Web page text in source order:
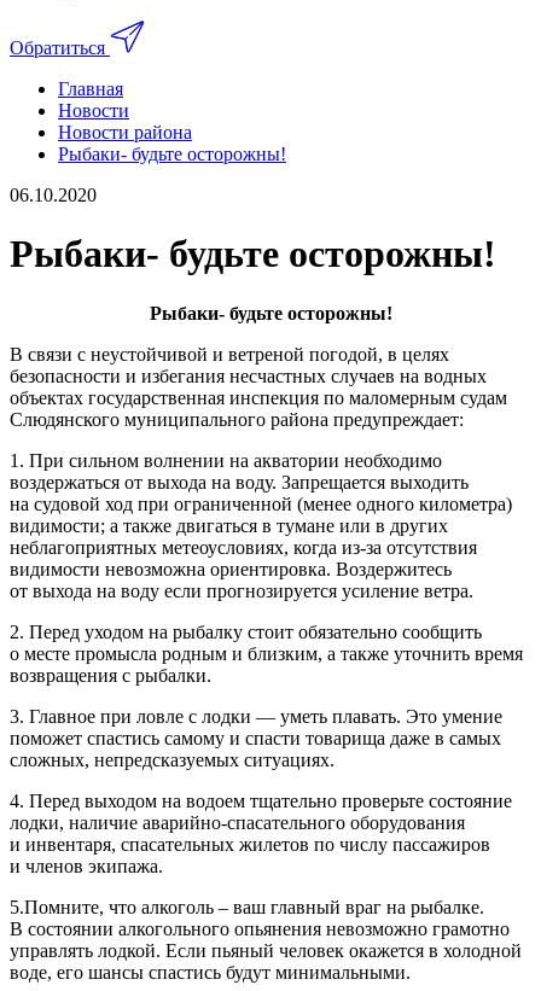
Обратиться
Главная
Новости
Новости района
Рыбаки- будьте осторожны!
06.10.2020
Рыбаки- будьте осторожны!
Рыбаки- будьте осторожны!
В связи с неустойчивой и ветреной погодой, в целях
безопасности и избегания несчастных случаев на водных
объектах государственная инспекция по маломерным судам
Слюдянского муниципального района предупреждает:
1. При сильном волнении на акватории необходимо
воздержаться от выхода на воду. Запрещается выходить
на судовой ход при ограниченной (менее одного километра)
видимости; а также двигаться в тумане или в других
неблагоприятных метеоусловиях, когда из-за отсутствия
видимости невозможна ориентировка. Воздержитесь
от выхода на воду если прогнозируется усиление ветра.
2. Перед уходом на рыбалку стоит обязательно сообщить
о месте промысла родным и близким, а также уточнить время
возвращения с рыбалки.
3. Главное при ловле с лодки — уметь плавать. Это умение
поможет спастись самому и спасти товарища даже в самых
сложных, непредсказуемых ситуациях.
4. Перед выходом на водоем тщательно проверьте состояние
лодки, наличие аварийно-спасательного оборудования
и инвентаря, спасательных жилетов по числу пассажиров
и членов экипажа.
5.Помните, что алкоголь – ваш главный враг на рыбалке.
В состоянии алкогольного опьянения невозможно грамотно
управлять лодкой. Если пьяный человек окажется в холодной
воде, его шансы спастись будут минимальными.